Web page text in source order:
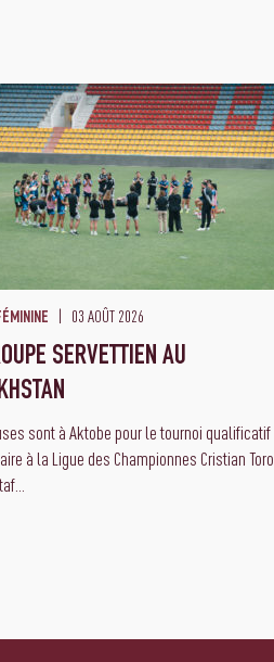
03 AOÛT 2026
SERVETTIEN AU
sont à Aktobe pour le tournoi qualificatif
à la Ligue des Championnes Cristian Toro